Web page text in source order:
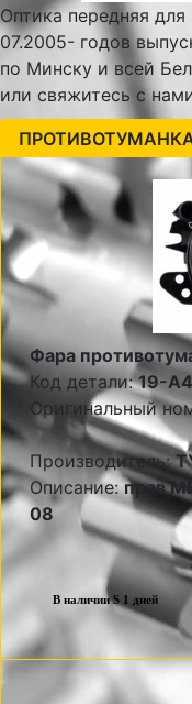
Оптика передняя
07.2005- годов
по Минску и всей
или свяжитесь с
Фара
Код детали:19-
Оригинальный
Производитель:
Описание:прав
08
В наличии S 1 дней